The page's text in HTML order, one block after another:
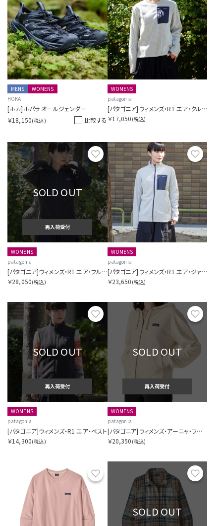
MENS
WOMENS
HOKA
[ホカ]ホパラ オールジェンダー
￥18,150(税込) 比較する
WOMENS
patagonia
[パタゴニア]ウィメンズ・R1 エア・クルー
￥17,050 (税込)
お気に入り
SOLD OUT
再入荷受付
WOMENS
patagonia
[パタゴニア]ウィメンズ・R1 エア・フルジップ・フーディ
￥28,050(税込)
お気
WOMENS
patagonia
[パタゴニア]ウィメンズ・R1 エア・ジャケット
￥23,650 (税込)
お気に入り
SOLD OUT
再入荷受付
WOMENS
patagonia
[パタゴニア]ウィメンズ・R1 エア・ベスト
￥14,300(税込)
SOLD OUT
再入荷受付
WOMENS
patagonia
[パタゴニア]ウィメンズ・アーニャ・フルジップ・フーディ
￥20,350 (税込)
お気に入り
SOLD OUT